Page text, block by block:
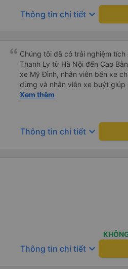
Thông tin chi tiết keyboard_arrow_down
Chúng tôi đã có trải nghiệm
Thanh Ly từ Hà Nội đến Cao
xe Mỹ Đình, nhân viên bến xe
dừng và nhân viên xe buýt giúp
giày dép. Kích thước của cabin
dậy để đi vệ sinh nên không
giường gọn gàng, chăn thực sự
Xem thêm
Thông tin chi tiết keyboard_arrow_down
Thông tin chi tiết keyboard_arrow_down